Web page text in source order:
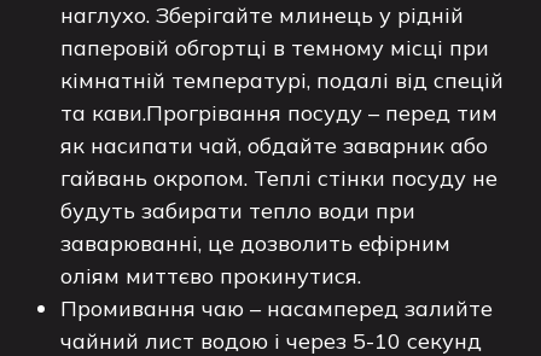
наглухо. Зберігайте млинець у рідній
паперовій обгортці в темному місці при
кімнатній температурі, подалі від спецій
та кави.Прогрівання посуду – перед тим
як насипати чай, обдайте заварник або
гайвань окропом. Теплі стінки посуду не
будуть забирати тепло води при
заварюванні, це дозволить ефірним
оліям миттєво прокинутися.
Промивання чаю – насамперед залийте
чайний лист водою і через 5-10 секунд